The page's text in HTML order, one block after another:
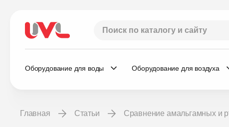
Оборудование для воды Оборудование для воздуха
Главная Статьи Сравнение амальгамных и